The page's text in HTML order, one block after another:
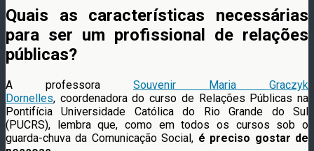
Quais as características necessárias
para ser um profissional de relações
públicas?
A professora Souvenir Maria Graczyk
Dornelles, coordenadora do curso de Relações Públicas na
Pontifícia Universidade Católica do Rio Grande do Sul
(PUCRS), lembra que, como em todos os cursos sob o
guarda-chuva da Comunicação Social, é preciso gostar de